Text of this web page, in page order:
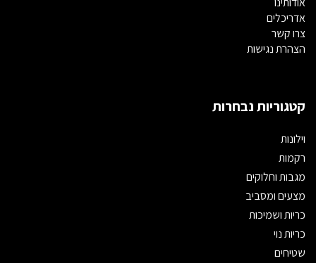
אדריכלים
צרו קשר
הצהרת נגישות
קטגוריות נבחרות
וילונות
רקמות
מגבות וחלוקים
מצעים ומסביב
כריות ושמיכות
כריות נוי
שטיחים